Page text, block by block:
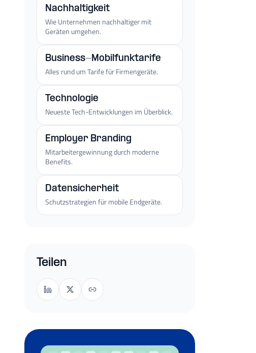
Nachhaltigkeit
Wie Unternehmen nachhaltiger mit
Geräten umgehen.
Business-Mobilfunktarife
Alles rund um Tarife für Firmengeräte.
Technologie
Neueste Tech-Entwicklungen im Überblick.
Employer Branding
Mitarbeitergewinnung durch moderne
Benefits.
Datensicherheit
Schutzstrategien für mobile Endgeräte.
Teilen